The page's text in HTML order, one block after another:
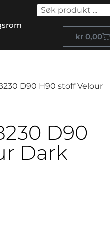
kr 0,00
D90 H90 stoff Velour
D90
Dark